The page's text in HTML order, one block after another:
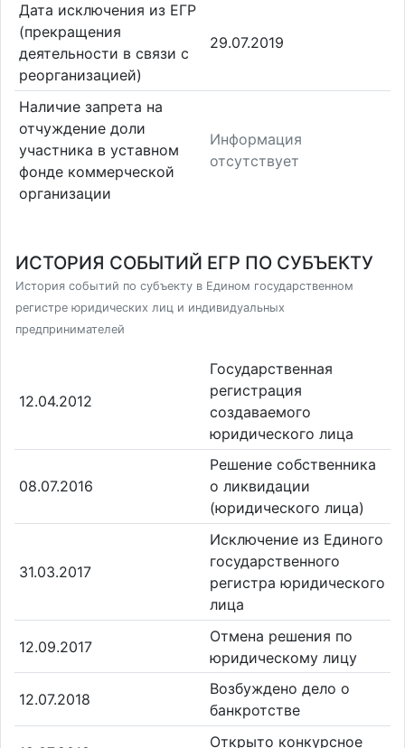
Дата исключения из ЕГР
(прекращения
деятельности в связи с
реорганизацией)
29.07.2019
Наличие запрета на
отчуждение доли
участника в уставном
фонде коммерческой
организации
Информация
отсутствует
ИСТОРИЯ СОБЫТИЙ ЕГР ПО СУБЪЕКТУ
История событий по субъекту в Едином государственном
регистре юридических лиц и индивидуальных
предпринимателей
12.04.2012
Государственная
регистрация
создаваемого
юридического лица
08.07.2016
Решение собственника
о ликвидации
(юридического лица)
31.03.2017
Исключение из Единого
государственного
регистра юридического
лица
12.09.2017
Отмена решения по
юридическому лицу
12.07.2018
Возбуждено дело о
банкротстве
Открыто конкурсное